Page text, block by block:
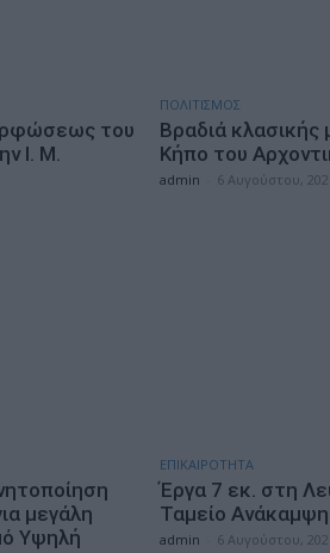
του
Ι. Μ.
ΠΟΛΙΤΙΣΜΟΣ
Βραδιά κλασικής
Κήπο του
admin 6 Αυγούστου,
μεγάλη
Υψηλή
ΕΠΙΚΑΙΡΟΤΗΤΑ
Έργα 7 εκ. στη
Ταμείο
admin 6 Αυγούστου,